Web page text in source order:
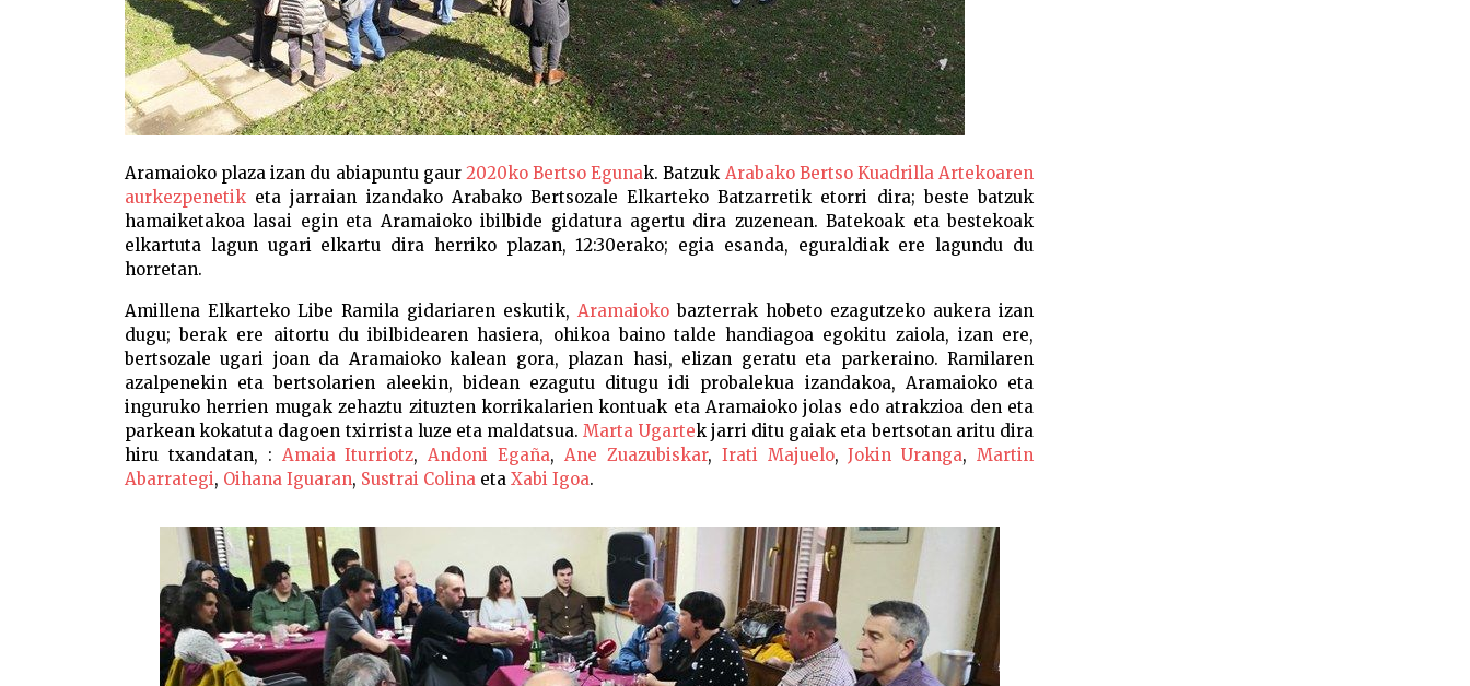
Aramaioko plaza izan du abiapuntu gaur 2020ko Bertso Egunak. Batzuk Arabako Bertso Kuadrilla Artekoaren
aurkezpenetik eta jarraian izandako Arabako Bertsozale Elkarteko Batzarretik etorri dira; beste batzuk
hamaiketakoa lasai egin eta Aramaioko ibilbide gidatura agertu dira zuzenean. Batekoak eta bestekoak
elkartuta lagun ugari elkartu dira herriko plazan, 12:30erako; egia esanda, eguraldiak ere lagundu du
horretan.
Amillena Elkarteko Libe Ramila gidariaren eskutik, Aramaioko bazterrak hobeto ezagutzeko aukera izan
dugu; berak ere aitortu du ibilbidearen hasiera, ohikoa baino talde handiagoa egokitu zaiola, izan ere,
bertsozale ugari joan da Aramaioko kalean gora, plazan hasi, elizan geratu eta parkeraino. Ramilaren
azalpenekin eta bertsolarien aleekin, bidean ezagutu ditugu idi probalekua izandakoa, Aramaioko eta
inguruko herrien mugak zehaztu zituzten korrikalarien kontuak eta Aramaioko jolas edo atrakzioa den eta
parkean kokatuta dagoen txirrista luze eta maldatsua.Marta Ugartek jarri ditu gaiak eta bertsotan aritu dira
hiru txandatan, : Amaia Iturriotz,Andoni Egaña, Ane Zuazubiskar, Irati Majuelo,Jokin Uranga,Martin
Abarrategi, Oihana Iguaran, Sustrai Colina eta Xabi Igoa.